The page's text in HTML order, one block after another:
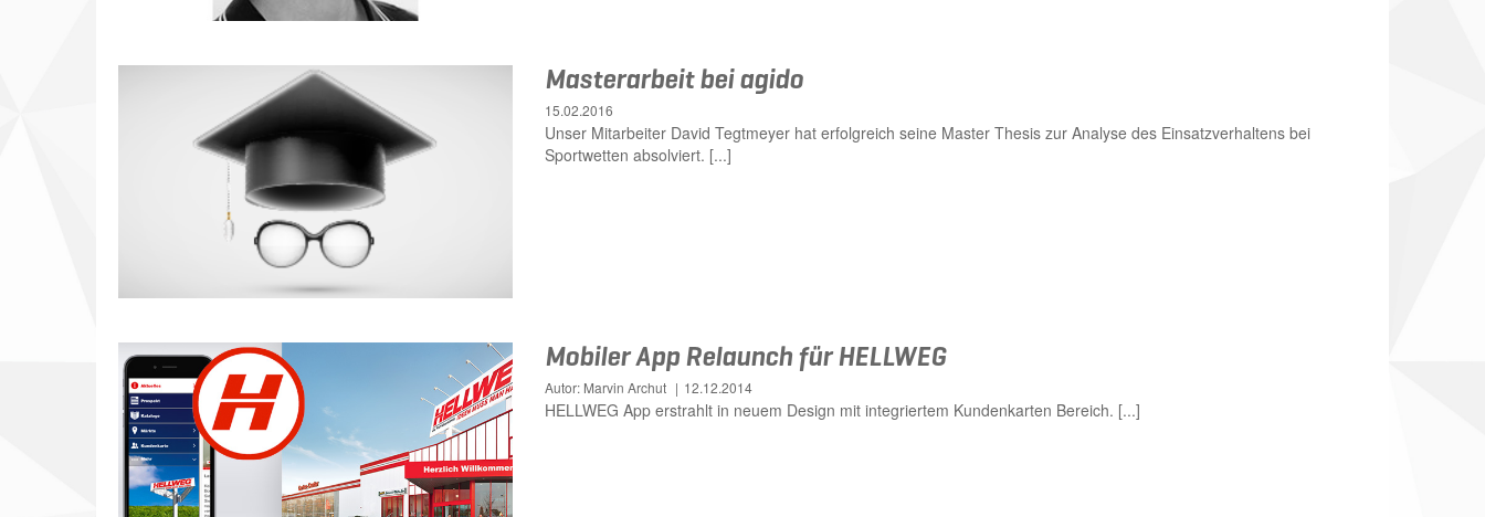
Masterarbeit bei agido
15.02.2016
Unser Mitarbeiter David Tegtmeyer hat erfolgreich seine Master Thesis zur Analyse des Einsatzverhaltens bei
Sportwetten absolviert. [...]
Mobiler App Relaunch für HELLWEG
Autor: Marvin Archut 12.12.2014
HELLWEG App erstrahlt in neuem Design mit integriertem Kundenkarten Bereich. [...]